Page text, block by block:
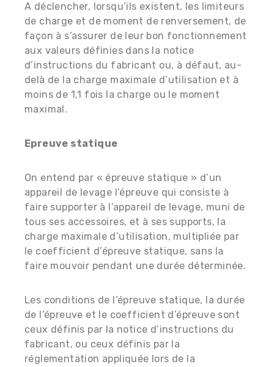
A déclencher, lorsqu’ils existent, les limiteurs
de charge et de moment de renversement, de
façon à s’assurer de leur bon fonctionnement
aux valeurs définies dans la notice
d’instructions du fabricant ou, à défaut, au-
delà de la charge maximale d’utilisation et à
moins de 1,1 fois la charge ou le moment
maximal.
Epreuve statique
On entend par « épreuve statique » d’un
appareil de levage l’épreuve qui consiste à
faire supporter à l’appareil de levage, muni de
tous ses accessoires, et à ses supports, la
charge maximale d’utilisation, multipliée par
le coefficient d’épreuve statique, sans la
faire mouvoir pendant une durée déterminée.
Les conditions de l’épreuve statique, la durée
de l’épreuve et le coefficient d’épreuve sont
ceux définis par la notice d’instructions du
fabricant, ou ceux définis par la
réglementation appliquée lors de la